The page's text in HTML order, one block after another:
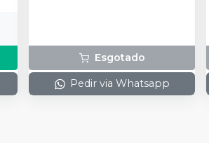
Esgotado
Pedir via Whatsapp